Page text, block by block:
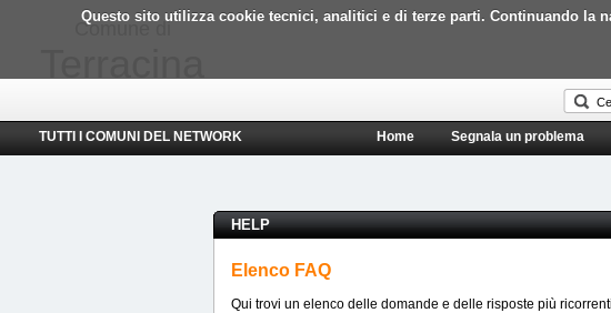
Questo sito utilizza cookie tecnici, analitici e di terze parti. Continuando la
Comune di
TUTTI I COMUNI DEL NETWORK Home Segnala un problema
HELP
Elenco FAQ
Qui trovi un elenco delle domande e delle risposte più